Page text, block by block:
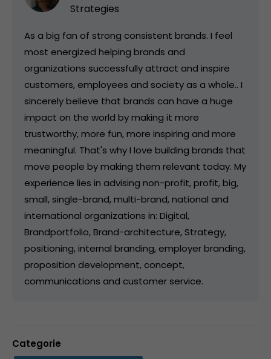
Strategies
As a big fan of strong consistent brands. I feel
most energized helping brands and
organizations successfully attract and inspire
customers, employees and society as a whole.. I
sincerely believe that brands can have a huge
impact on the world by making it more
trustworthy, more fun, more inspiring and more
meaningful. That's why I love building brands that
move people by making them relevant today. My
experience lies in advising non-profit, profit, big,
small, single-brand, multi-brand, national and
international organizations in: Digital,
Brandportfolio, Brand-architecture, Strategy,
positioning, internal branding, employer branding,
proposition development, concept,
communications and customer service.
Categorie